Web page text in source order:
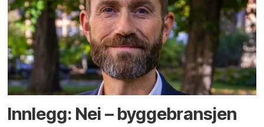
Innlegg: Nei – byggebransjen